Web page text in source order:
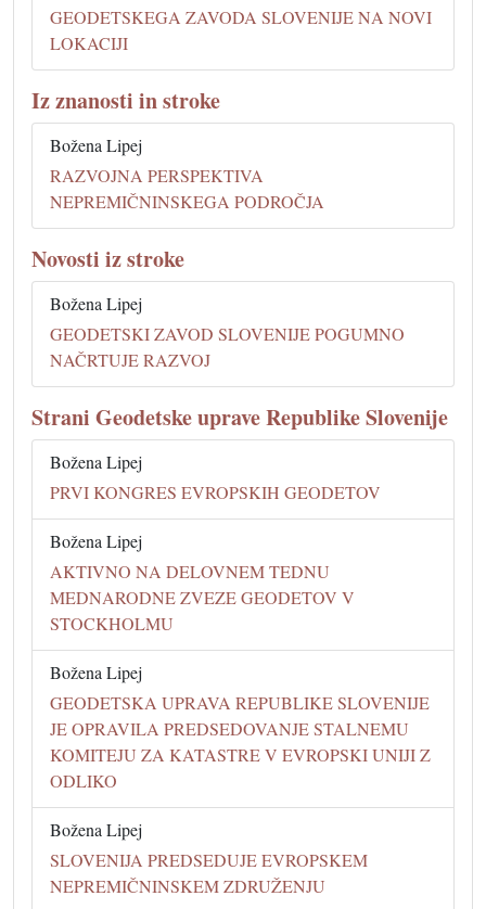
GEODETSKEGA ZAVODA SLOVENIJE NA NOVI
LOKACIJI
Iz znanosti in stroke
Božena Lipej
RAZVOJNA PERSPEKTIVA
NEPREMIČNINSKEGA PODROČJA
Novosti iz stroke
Božena Lipej
GEODETSKI ZAVOD SLOVENIJE POGUMNO
NAČRTUJE RAZVOJ
Strani Geodetske uprave Republike Slovenije
Božena Lipej
PRVI KONGRES EVROPSKIH GEODETOV
Božena Lipej
AKTIVNO NA DELOVNEM TEDNU
MEDNARODNE ZVEZE GEODETOV V
STOCKHOLMU
Božena Lipej
GEODETSKA UPRAVA REPUBLIKE SLOVENIJE
JE OPRAVILA PREDSEDOVANJE STALNEMU
KOMITEJU ZA KATASTRE V EVROPSKI UNIJI Z
ODLIKO
Božena Lipej
SLOVENIJA PREDSEDUJE EVROPSKEM
NEPREMIČNINSKEM ZDRUŽENJU